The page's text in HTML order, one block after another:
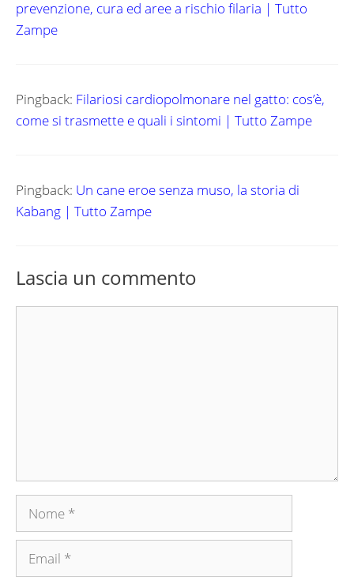
prevenzione, cura ed aree a rischio filaria | Tutto
Zampe
Pingback: Filariosi cardiopolmonare nel gatto: cos’è,
come si trasmette e quali i sintomi | Tutto Zampe
Pingback: Un cane eroe senza muso, la storia di
Kabang | Tutto Zampe
Lascia un commento
Nome
Email